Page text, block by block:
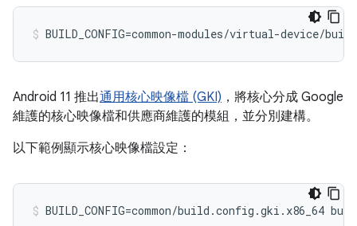
BUILD_CONFIG=common-modules/virtual-
Android 11 推出通用核心映像檔 (GKI) ，將核心分成 Google
維護的核心映像檔和供應商維護的模組，並分別建構。
以下範例顯示核心映像檔設定：
BUILD_CONFIG=common/build.config.gki.x86_64